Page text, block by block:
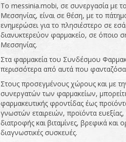
Το messinia.mobi, σε συνεργασία με
Μεσσηνίας, είναι σε θέση, με το
ενημερώσει για το πλησιέστερο σε
διανυκτερεύον φαρμακείο, σε όποιο
Μεσσηνίας.
Στα φαρμακεία του Συνδέσμου
περισσότερα από αυτά που
Στους προσεγμένους χώρους και με
συνεργατών των φαρμακείων,
φαρμακευτικής φροντίδας έως
γνωστών εταιρειών, προϊόντα
διατροφής και βιταμίνες, βρεφικά και
διαγνωστικές συσκευές.